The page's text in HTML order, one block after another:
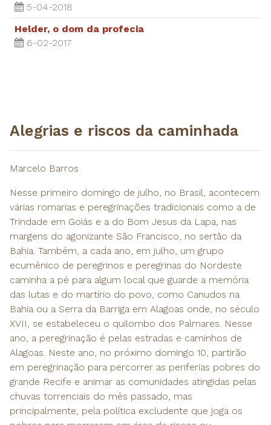
5-04-2018
Helder, o dom da profecia
6-02-2017
Alegrias e riscos da caminhada
Marcelo Barros
Nesse primeiro domingo de julho, no Brasil, acontecem
várias romarias e peregrinações tradicionais como a de
Trindade em Goiás e a do Bom Jesus da Lapa, nas
margens do agonizante São Francisco, no sertão da
Bahia. Também, a cada ano, em julho, um grupo
ecumênico de peregrinos e peregrinas do Nordeste
caminha a pé para algum local que guarde a memória
das lutas e do martírio do povo, como Canudos na
Bahia ou a Serra da Barriga em Alagoas onde, no século
XVII, se estabeleceu o quilombo dos Palmares. Nesse
ano, a peregrinação é pelas estradas e caminhos de
Alagoas. Neste ano, no próximo domingo 10, partirão
em peregrinação para percorrer as periferias pobres do
grande Recife e animar as comunidades atingidas pelas
chuvas torrenciais do mês passado, mas
principalmente, pela política excludente que joga os